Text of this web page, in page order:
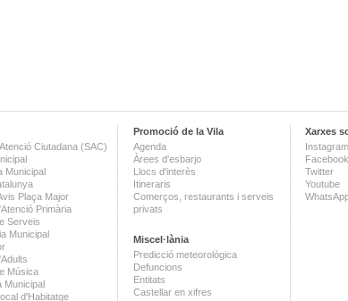
Ciutadana (SAC)
Municipal
Plaça Major
Primària
Serveis
Municipal
Música
Municipal
d'Habitatge
Promoció de la Vila
Agenda
Àrees d'esbarjo
Llocs d'interès
Itineraris
Comerços, restaurants i serveis
privats
Miscel·lània
Predicció meteorològica
Defuncions
Entitats
Castellar en xifres
Xarxes
Instagram
Facebook
Twitter
Youtube